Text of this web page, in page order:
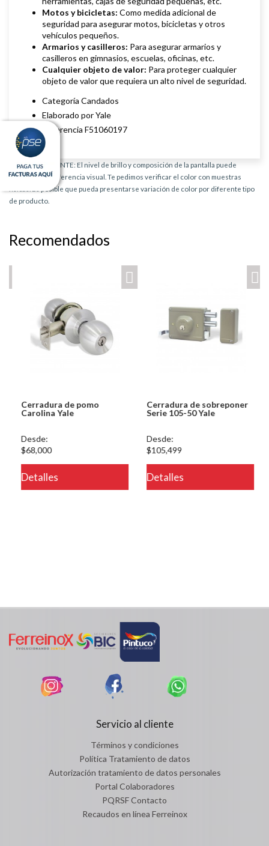
Motos y bicicletas: Como medida adicional de
seguridad para asegurar motos, bicicletas y otros
vehículos pequeños.
Armarios y casilleros: Para asegurar armarios y
casilleros en gimnasios, escuelas, oficinas, etc.
Cualquier objeto de valor: Para proteger cualquier
objeto de valor que requiera un alto nivel de seguridad.
Categoría Candados
Elaborado por Yale
Referencia F51060197
AVISO IMPORTANTE: El nivel de brillo y composición de la pantalla puede
provocar una diferencia visual. Te pedimos verificar el color con muestras
físicas. Es posible que pueda presentarse variación de color por diferente tipo
de producto.
Recomendados
ver.php
Cerradura de pomo
Carolina Yale
Desde:
$68,000
Detalles
Cerradura de sobreponer
Serie 105-50 Yale
Desde:
$105,499
Detalles
Servicio al cliente
Términos y condiciones
Política Tratamiento de datos
Autorización tratamiento de datos personales
Portal Colaboradores
PQRSF Contacto
Recaudos en línea Ferreinox